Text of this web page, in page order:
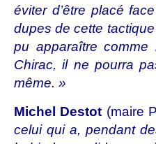
éviter d’être placé
dupes de cette
pu apparaître
Chirac, il ne pourra
même. »
Michel Destot (maire
celui qui a, pendant